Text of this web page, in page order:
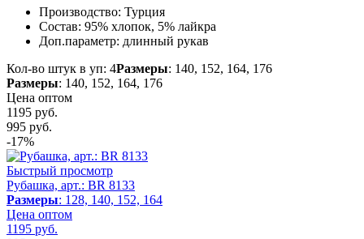
Производство: Турция
Состав: 95% хлопок, 5% лайкра
Доп.параметр: длинный рукав
Кол-во штук в уп: 4Размеры: 140, 152, 164, 176
Размеры: 140, 152, 164, 176
Цена оптом
1195 руб.
995 руб.
-17%
Быстрый просмотр
Рубашка, арт.: BR 8133
Размеры: 128, 140, 152, 164
Цена оптом
1195 руб.